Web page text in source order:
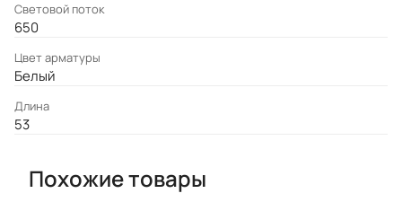
Световой поток
650
Цвет арматуры
Белый
Длина
53
Похожие товары